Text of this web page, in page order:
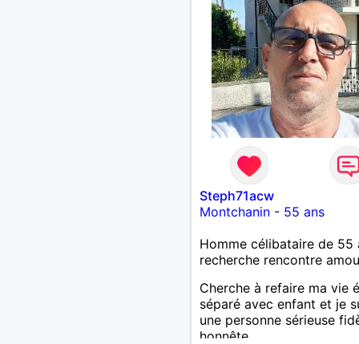
Steph71acw
Montchanin- 55 ans
Homme célibataire de 55
recherche rencontre
Cherche à refaire ma vie
séparé avec enfant et je
une personne sérieuse
honnête